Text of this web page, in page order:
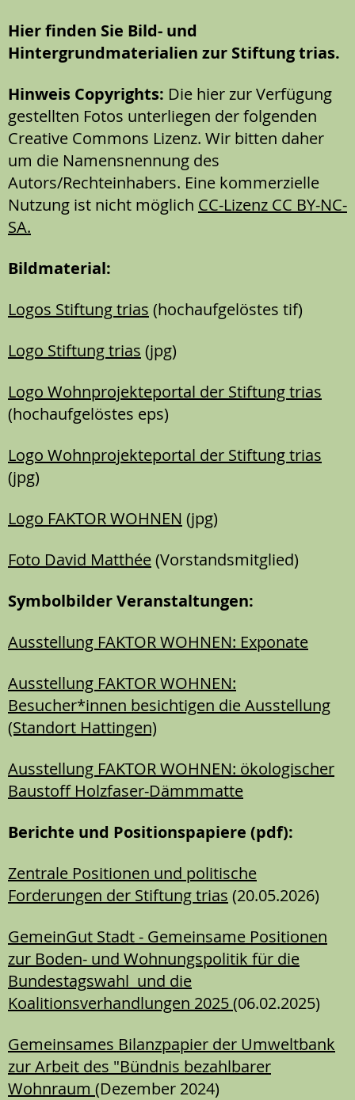
Hier finden Sie Bild- und
Hintergrundmaterialien zur Stiftung trias.
Hinweis Copyrights: Die hier zur Verfügung
gestellten Fotos unterliegen der folgenden
Creative Commons Lizenz. Wir bitten daher
um die Namensnennung des
Autors/Rechteinhabers. Eine kommerzielle
Nutzung ist nicht möglich CC-Lizenz CC BY-NC-
SA.
Bildmaterial:
Logos Stiftung trias (hochaufgelöstes tif)
Logo Stiftung trias (jpg)
Logo Wohnprojekteportal der Stiftung trias
(hochaufgelöstes eps)
Logo Wohnprojekteportal der Stiftung trias
(jpg)
Logo FAKTOR WOHNEN (jpg)
Foto David Matthée(Vorstandsmitglied)
Symbolbilder Veranstaltungen:
Ausstellung FAKTOR WOHNEN: Exponate
Ausstellung FAKTOR WOHNEN:
Besucher*innen besichtigen die Ausstellung
(Standort Hattingen)
Ausstellung FAKTOR WOHNEN: ökologischer
Baustoff Holzfaser-Dämmmatte
Berichte und Positionspapiere (pdf):
Zentrale Positionen und politische
Forderungen der Stiftung trias (20.05.2026)
GemeinGut Stadt - Gemeinsame Positionen
zur Boden- und Wohnungspolitik für die
Bundestagswahl und die
Koalitionsverhandlungen 2025(06.02.2025)
Gemeinsames Bilanzpapier der Umweltbank
zur Arbeit des "Bündnis bezahlbarer
Wohnraum (Dezember 2024)